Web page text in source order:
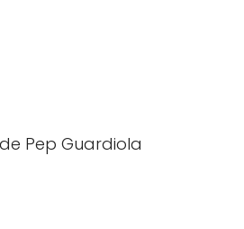
Pep Guardiola